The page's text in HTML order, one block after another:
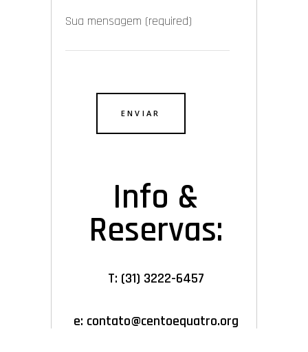
Sua mensagem (required)
Info &
Reservas:
T: (31) 3222-6457
e: contato@centoequatro.org